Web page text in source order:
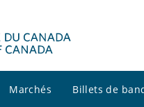
Marchés Billets de